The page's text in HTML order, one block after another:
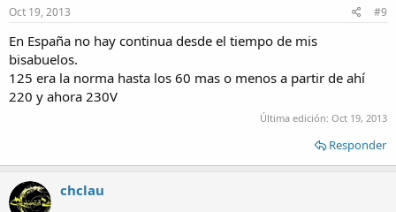
Oct 19, 2013 #9
En España no hay continua desde el tiempo de mis
bisabuelos.
125 era la norma hasta los 60 mas o menos a partir de ahí
220 y ahora 230V
Última edición: Oct 19, 2013
Responder
chclau